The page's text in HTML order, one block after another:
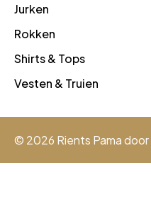
Jurken
Rokken
Shirts & Tops
Vesten & Truien
© 2026 Rients Pama door